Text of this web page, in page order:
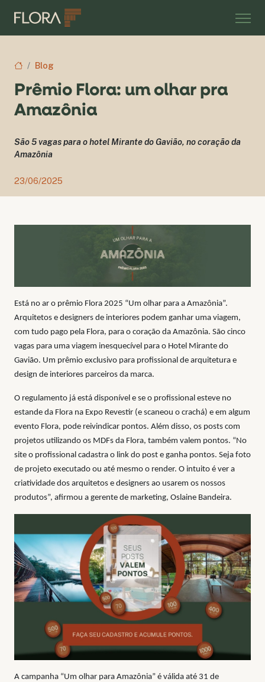
Blog
Prêmio Flora: um olhar pra
Amazônia
São 5 vagas para o hotel Mirante do Gavião, no coração da
Amazônia
23/06/2025
Está no ar o prêmio Flora 2025 “Um olhar para a Amazônia”.
Arquitetos e designers de interiores podem ganhar uma viagem,
com tudo pago pela Flora, para o coração da Amazônia. São cinco
vagas para uma viagem inesquecível para o Hotel Mirante do
Gavião. Um prêmio exclusivo para profissional de arquitetura e
design de interiores parceiros da marca.
O regulamento já está disponível e se o profissional esteve no
estande da Flora na Expo Revestir (e scaneou o crachá) e em algum
evento Flora, pode reivindicar pontos. Além disso, os posts com
projetos utilizando os MDFs da Flora, também valem pontos. “No
site o profissional cadastra o link do post e ganha pontos. Seja foto
de projeto executado ou até mesmo o render. O intuito é ver a
criatividade dos arquitetos e designers ao usarem os nossos
produtos”, afirmou a gerente de marketing, Oslaine Bandeira.
A campanha “Um olhar para Amazônia” é válida até 31 de